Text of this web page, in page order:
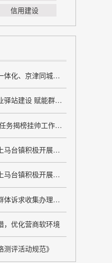
信用建设
助力高质量谱写京津“双城记”
赋能群众稳就业促增收
揭榜挂帅工作启动
极开展诚信宣传活动
极开展诚信宣传活动
理工作办法（试行）》
，优化营商软环境
评活动规范》